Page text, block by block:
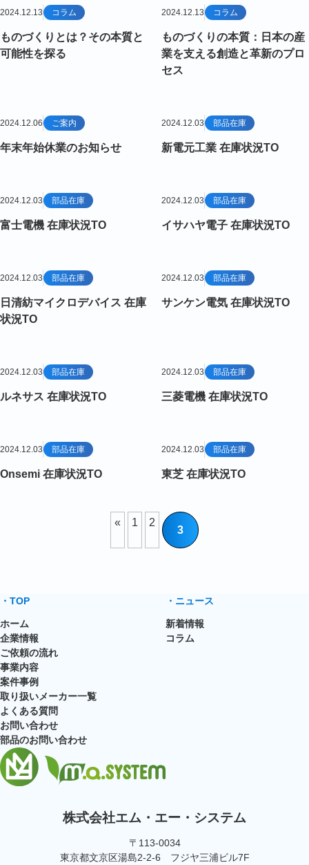
2024.12.13 コラム
ものづくりとは？その本質と
可能性を探る
2024.12.13 コラム
ものづくりの本質：日本の産
業を支える創造と革新のプロ
セス
2024.12.06 ご案内
年末年始休業のお知らせ
2024.12.03 部品在庫
新電元工業 在庫状況TO
2024.12.03 部品在庫
富士電機 在庫状況TO
2024.12.03 部品在庫
イサハヤ電子 在庫状況TO
2024.12.03 部品在庫
日清紡マイクロデバイス 在庫
状況TO
2024.12.03 部品在庫
サンケン電気 在庫状況TO
2024.12.03 部品在庫
ルネサス 在庫状況TO
2024.12.03 部品在庫
三菱電機 在庫状況TO
2024.12.03 部品在庫
Onsemi 在庫状況TO
2024.12.03 部品在庫
東芝 在庫状況TO
« 1 2
3
・TOP
ホーム
企業情報
ご依頼の流れ
事業内容
案件事例
取り扱いメーカー一覧
よくある質問
お問い合わせ
部品のお問い合わせ
・ニュース
新着情報
コラム
株式会社エム・エー・システム
〒113-0034
東京都文京区湯島2-2-6 フジヤ三浦ビル7F